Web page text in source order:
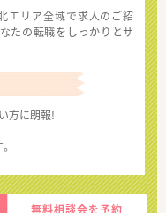
エリア全域で求人のご紹
たの転職をしっかりとサ
方に朗報!
無料相談会を予約